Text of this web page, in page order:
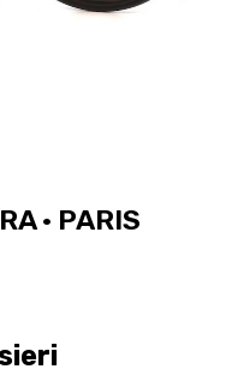
· PARIS